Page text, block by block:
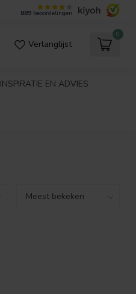
889 beoordelingen
Verlanglijst
0
INSPIRATIE EN ADVIES